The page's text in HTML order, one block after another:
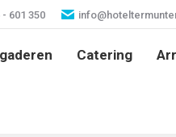
- 601 350
Catering